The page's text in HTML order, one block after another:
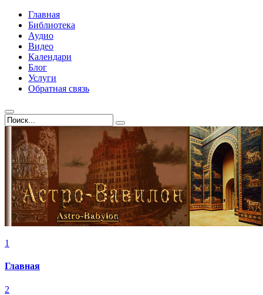
Главная
Библиотека
Аудио
Видео
Календари
Блог
Услуги
Обратная связь
1
Главная
2